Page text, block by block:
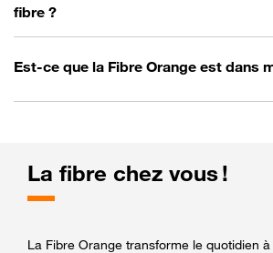
fibre ?
Est-ce que la Fibre Orange est dans
La fibre chez vous !
La Fibre Orange transforme le quotidien